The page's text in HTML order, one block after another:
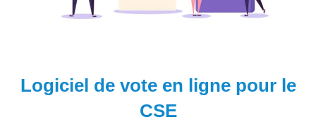
Logiciel de vote en ligne pour le
CSE